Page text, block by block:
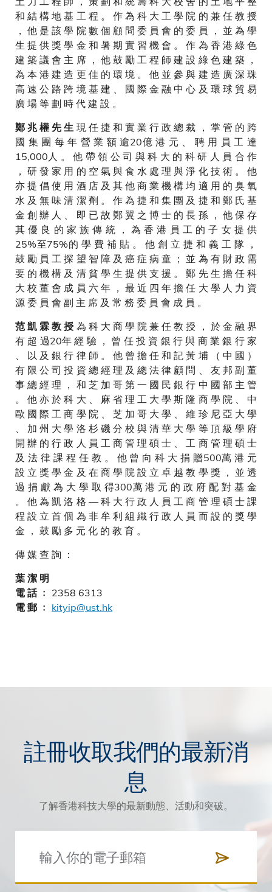
和 結 構 地 基 工 程 。 作 為 科 大 工 學 院 的 兼 任 教 授
， 他 是 該 學 院 數 個 顧 問 委 員 會 的 委 員 ， 並 為 學
生 提 供 獎 學 金 和 暑 期 實 習 機 會 。 作 為 香 港 綠 色
建 築 議 會 主 席 ， 他 鼓 勵 工 程 師 建 設 綠 色 建 築 ，
為 本 港 建 造 更 佳 的 環 境 。 他 並 參 與 建 造 廣 深 珠
高 速 公 路 跨 境 基 建 、 國 際 金 融 中 心 及 環 球 貿 易
廣 場 等 劃 時 代 建 設 。
鄭 兆 權 先 生 現 任 捷 和 實 業 行 政 總 裁 ， 掌 管 的 跨
國 集 團 每 年 營 業 額 逾20億 港 元 、 聘 用 員 工 達
15,000人 。 他 帶 領 公 司 與 科 大 的 科 研 人 員 合 作
， 研 發 家 用 的 空 氣 與 食 水 處 理 與 淨 化 技 術 。 他
亦 提 倡 使 用 酒 店 及 其 他 商 業 機 構 均 適 用 的 臭 氧
水 及 無 味 清 潔 劑 。 作 為 捷 和 集 團 及 捷 和 鄭 氏 基
金 創 辦 人 、 即 已 故 鄭 翼 之 博 士 的 長 孫 ， 他 保 存
其 優 良 的 家 族 傳 統 ， 為 香 港 員 工 的 子 女 提 供
25%至75%的 學 費 補 貼 。 他 創 立 捷 和 義 工 隊 ，
鼓 勵 員 工 探 望 智 障 及 癌 症 病 童 ； 並 為 有 財 政 需
要 的 機 構 及 清 貧 學 生 提 供 支 援 。 鄭 先 生 擔 任 科
大 校 董 會 成 員 六 年 ， 最 近 四 年 擔 任 大 學 人 力 資
源 委 員 會 副 主 席 及 常 務 委 員 會 成 員 。
范 凱 霖 教 授 為 科 大 商 學 院 兼 任 教 授 ， 於 金 融 界
有 超 過20年 經 驗 ， 曾 任 投 資 銀 行 與 商 業 銀 行 家
、 以 及 銀 行 律 師 。 他 曾 擔 任 和 記 黃 埔 （ 中 國 ）
有 限 公 司 投 資 總 經 理 及 總 法 律 顧 問 、 友 邦 副 董
事 總 經 理 ， 和 芝 加 哥 第 一 國 民 銀 行 中 國 部 主 管
。 他 亦 於 科 大 、 麻 省 理 工 大 學 斯 隆 商 學 院 、 中
歐 國 際 工 商 學 院 、 芝 加 哥 大 學 、 維 珍 尼 亞 大 學
、 加 州 大 學 洛 杉 磯 分 校 與 清 華 大 學 等 頂 級 學 府
開 辦 的 行 政 人 員 工 商 管 理 碩 士 、 工 商 管 理 碩 士
及 法 律 課 程 任 教 。 他 曾 向 科 大 捐 贈500萬 港 元
設 立 獎 學 金 及 在 商 學 院 設 立 卓 越 教 學 獎 ， 並 透
過 捐 獻 為 大 學 取 得300萬 港 元 的 政 府 配 對 基 金
。 他 為 凱 洛 格 ― 科 大 行 政 人 員 工 商 管 理 碩 士 課
程 設 立 首 個 為 非 牟 利 組 織 行 政 人 員 而 設 的 獎 學
金 ， 鼓 勵 多 元 化 的 教 育 。
傳 媒 查 詢 ：
葉 潔 明
電 話 ﹕ 2358 6313
電 郵 ﹕ kityip@ust.hk
註冊收取我們的最新消
息
了解香港科技大學的最新動態、活動和突破。